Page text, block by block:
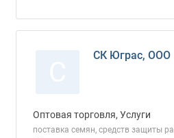
СК Юграс, ООО
Оптовая торговля, Услуги
поставка семян, средств защиты